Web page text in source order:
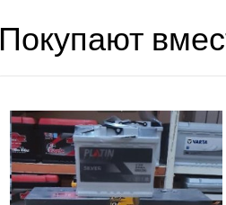
Покупают